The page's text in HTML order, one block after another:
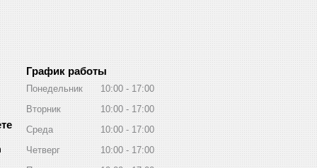
График работы
Понедельник 10:00
17:00
Вторник
10:00
17:00
Среда
10:00
17:00
Четверг
10:00
17:00